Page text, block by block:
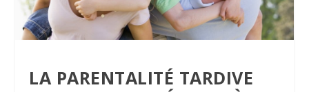
LA PARENTALITÉ TARDIVE